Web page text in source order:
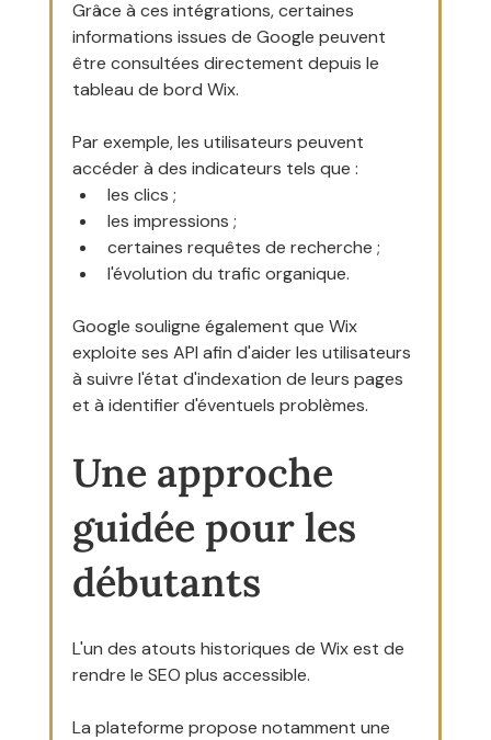
Grâce à ces intégrations, certaines
informations issues de Google peuvent
être consultées directement depuis le
tableau de bord Wix.
Par exemple, les utilisateurs peuvent
accéder à des indicateurs tels que :
les clics ;
les impressions ;
certaines requêtes de recherche ;
l'évolution du trafic organique.
Google souligne également que Wix
exploite ses API afin d'aider les utilisateurs
à suivre l'état d'indexation de leurs pages
et à identifier d'éventuels problèmes.
Une approche
guidée pour les
débutants
L'un des atouts historiques de Wix est de
rendre le SEO plus accessible.
La plateforme propose notamment une